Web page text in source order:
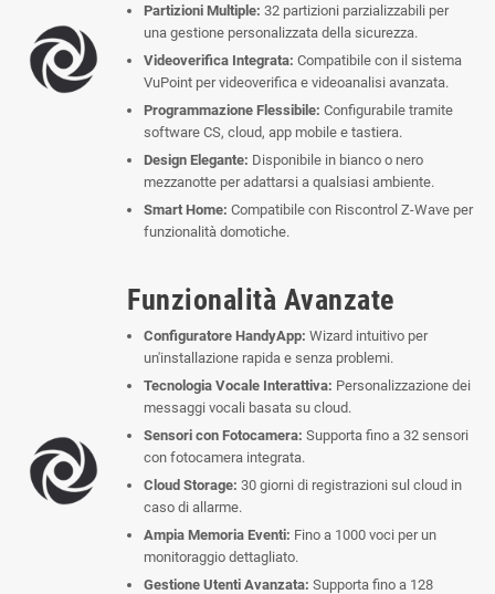
Partizioni Multiple: 32 partizioni parzializzabili per
una gestione personalizzata della sicurezza.
Videoverifica Integrata: Compatibile con il sistema
VuPoint per videoverifica e videoanalisi avanzata.
Programmazione Flessibile: Configurabile tramite
software CS, cloud, app mobile e tastiera.
Design Elegante: Disponibile in bianco o nero
mezzanotte per adattarsi a qualsiasi ambiente.
Smart Home: Compatibile con Riscontrol Z-Wave per
funzionalità domotiche.
Funzionalità Avanzate
Configuratore HandyApp: Wizard intuitivo per
un'installazione rapida e senza problemi.
Tecnologia Vocale Interattiva: Personalizzazione dei
messaggi vocali basata su cloud.
Sensori con Fotocamera: Supporta fino a 32 sensori
con fotocamera integrata.
Cloud Storage: 30 giorni di registrazioni sul cloud in
caso di allarme.
Ampia Memoria Eventi: Fino a 1000 voci per un
monitoraggio dettagliato.
Gestione Utenti Avanzata: Supporta fino a 128